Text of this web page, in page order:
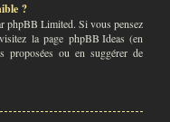
?
phpBB Limited. Si vous pensez
la page phpBB Ideas (en
proposées ou en suggérer de